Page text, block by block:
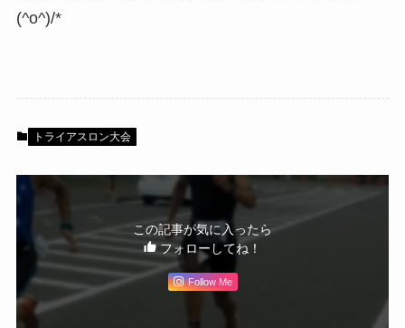
(^o^)/*
トライアスロン大会
この記事が気に入ったら
フォローしてね！
Follow Me